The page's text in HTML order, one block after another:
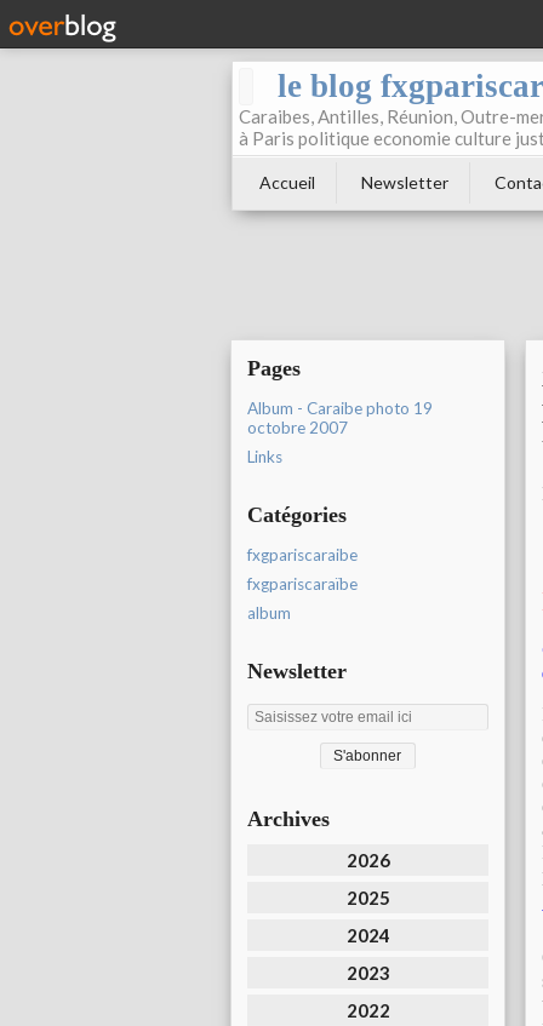
le blog
Caraibes, Antilles, Réunion, Outre-
à Paris politique economie culture
Accueil Newsletter
Pages
Album - Caraibe photo 19
octobre 2007
Links
Catégories
fxgpariscaraibe
fxgpariscaraïbe
album
Newsletter
Archives
2026
2025
2024
2023
2022